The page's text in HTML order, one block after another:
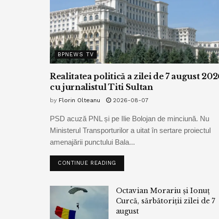
BPNEWS TV
Realitatea politică a zilei de 7 august
cu jurnalistul Titi Sultan
by Florin Olteanu 2026-08-07
PSD acuză PNL și pe Ilie Bolojan de minciună. Nu
Ministerul Transporturilor a uitat în sertare proiectul
amenajării punctului Bala...
CONTINUE READING
Octavian Morariu și Ionuț
Curcă, sărbătoriții zilei de 7
august